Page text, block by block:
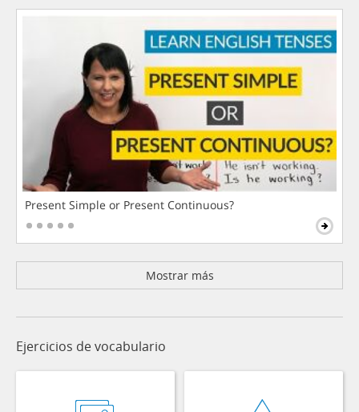
Present Simple or Present Continuous?
Mostrar más
Ejercicios de vocabulario